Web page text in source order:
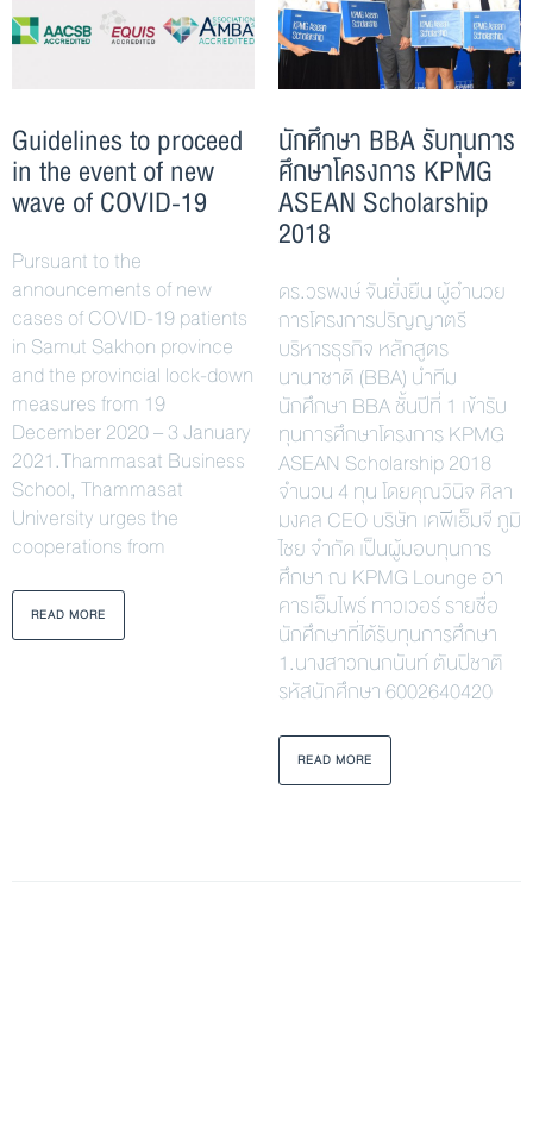
Guidelines to proceed
in the event of new
wave of COVID-19
Pursuant to the
announcements of new
cases of COVID-19 patients
in Samut Sakhon province
and the provincial lock-down
measures from 19
December 2020 – 3 January
2021.Thammasat Business
School, Thammasat
University urges the
cooperations from
READ MORE
นักศึกษา BBA รับทุนการ
ศึกษาโครงการ KPMG
ASEAN Scholarship
2018
ดร.วรพงษ์ จันยั่งยืน ผู้อำนวย
การโครงการปริญญาตรี
บริหารธุรกิจ หลักสูตร
นานาชาติ (BBA) นำทีม
นักศึกษา BBA ชั้นปีที่ 1 เข้ารับ
ทุนการศึกษาโครงการ KPMG
ASEAN Scholarship 2018
จำนวน 4 ทุน โดยคุณวินิจ ศิลา
มงคล CEO บริษัท เคพีเอ็มจี ภูมิ
ไชย จำกัด เป็นผู้มอบทุนการ
ศึกษา ณ KPMG Lounge อา
คารเอ็มไพร์ ทาวเวอร์ รายชื่อ
นักศึกษาที่ได้รับทุนการศึกษา
1.นางสาวกนกนันท์ ตันปิชาติ
รหัสนักศึกษา 6002640420
READ MORE